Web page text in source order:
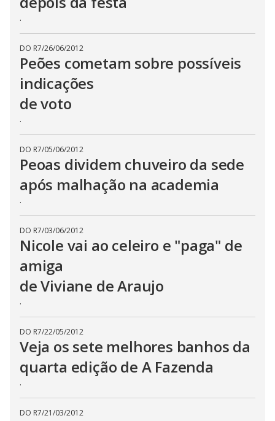
.
DO R7/26/06/2012
Peões cometam sobre possíveis
indicações
de voto
.
DO R7/05/06/2012
Peoas dividem chuveiro da sede
após malhação na academia
.
DO R7/03/06/2012
Nicole vai ao celeiro e "paga" de
amiga
de Viviane de Araujo
.
DO R7/22/05/2012
Veja os sete melhores banhos da
quarta edição de A Fazenda
.
DO R7/21/03/2012